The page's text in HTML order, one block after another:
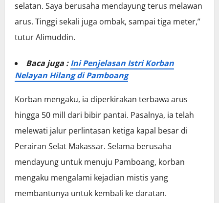
selatan. Saya berusaha mendayung terus melawan
arus. Tinggi sekali juga ombak, sampai tiga meter,”
tutur Alimuddin.
Baca juga :Ini Penjelasan Istri Korban
Nelayan Hilang di Pamboang
Korban mengaku, ia diperkirakan terbawa arus
hingga 50 mill dari bibir pantai. Pasalnya, ia telah
melewati jalur perlintasan ketiga kapal besar di
Perairan Selat Makassar. Selama berusaha
mendayung untuk menuju Pamboang, korban
mengaku mengalami kejadian mistis yang
membantunya untuk kembali ke daratan.